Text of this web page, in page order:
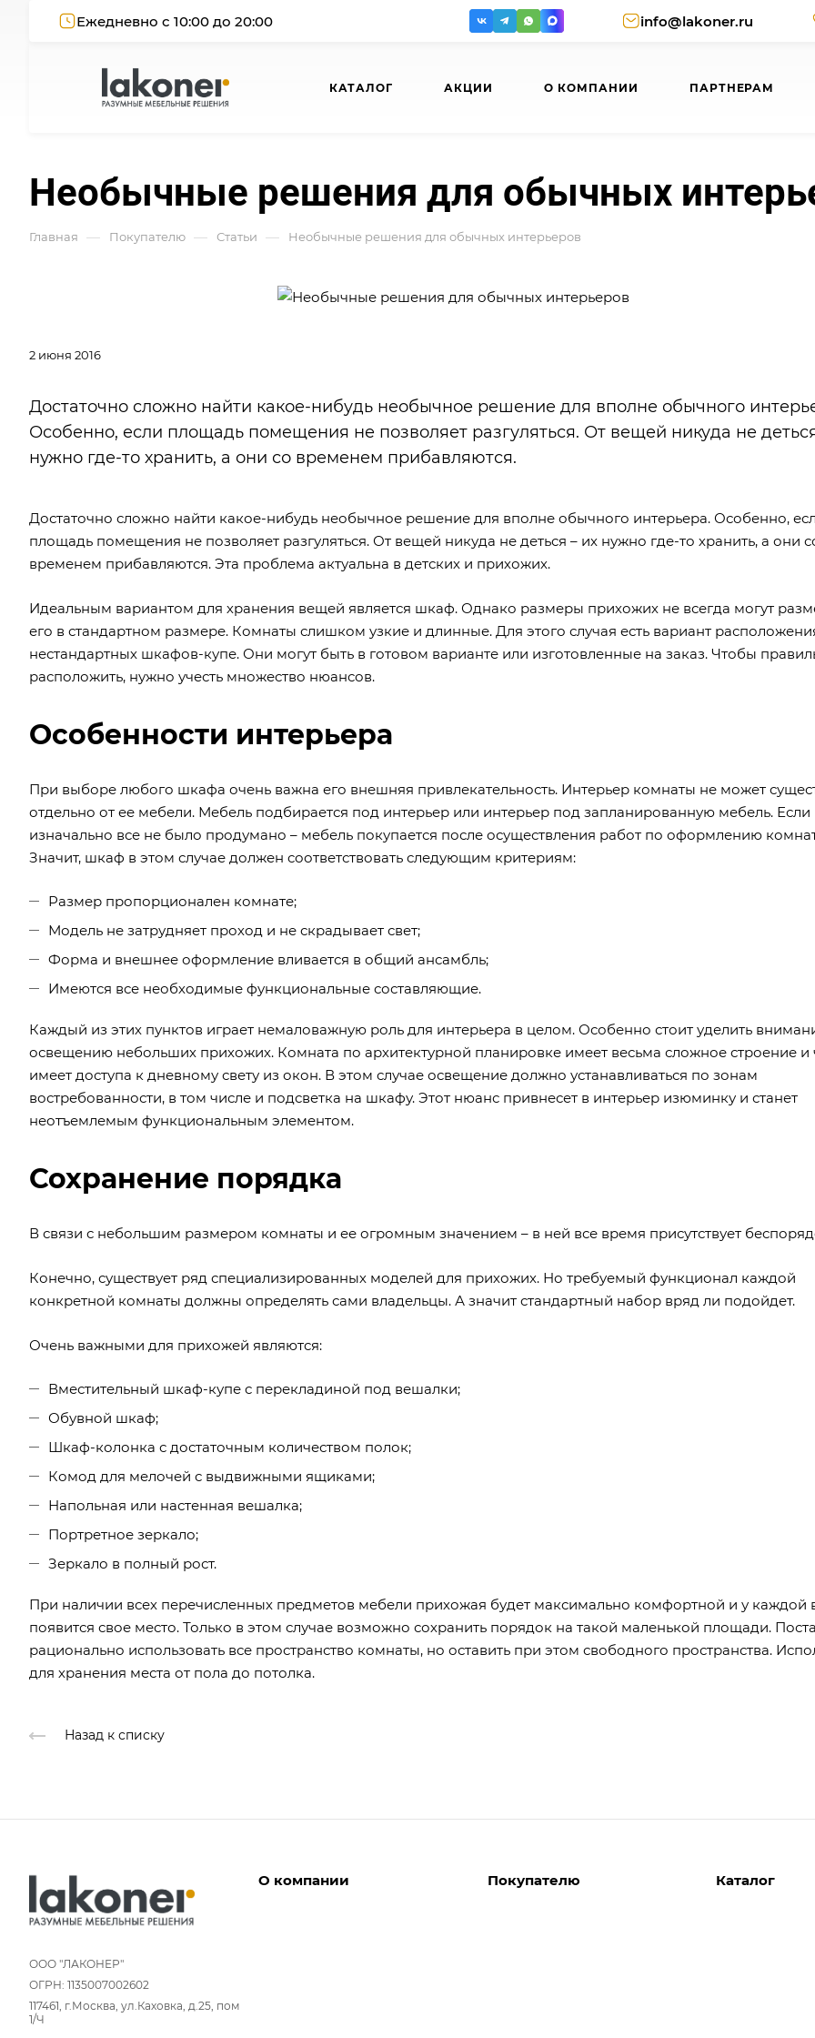
Ежедневно с 10:00 до 20:00 info@lakoner.ru
КАТАЛОГ АКЦИИ О КОМПАНИИ ПАРТНЕРАМ
Необычные решения для обычных
Главная — Покупателю — Статьи — Необычные решения для обычных интерьеров
2 июня 2016
Достаточно сложно найти какое-нибудь необычное решение для вполне обычного
Особенно, если площадь помещения не позволяет разгуляться. От вещей никуда не
нужно где-то хранить, а они со временем прибавляются.
Достаточно сложно найти какое-нибудь необычное решение для вполне обычного интерьера. Особенно,
площадь помещения не позволяет разгуляться. От вещей никуда не деться – их нужно где-то хранить, а они
временем прибавляются. Эта проблема актуальна в детских и прихожих.
Идеальным вариантом для хранения вещей является шкаф. Однако размеры прихожих не всегда могут
его в стандартном размере. Комнаты слишком узкие и длинные. Для этого случая есть вариант
нестандартных шкафов-купе. Они могут быть в готовом варианте или изготовленные на заказ. Чтобы
расположить, нужно учесть множество нюансов.
Особенности интерьера
При выборе любого шкафа очень важна его внешняя привлекательность. Интерьер комнаты не может
отдельно от ее мебели. Мебель подбирается под интерьер или интерьер под запланированную мебель. Если
изначально все не было продумано – мебель покупается после осуществления работ по оформлению
Значит, шкаф в этом случае должен соответствовать следующим критериям:
Размер пропорционален комнате;
Модель не затрудняет проход и не скрадывает свет;
Форма и внешнее оформление вливается в общий ансамбль;
Имеются все необходимые функциональные составляющие.
Каждый из этих пунктов играет немаловажную роль для интерьера в целом. Особенно стоит уделить
освещению небольших прихожих. Комната по архитектурной планировке имеет весьма сложное строение и
имеет доступа к дневному свету из окон. В этом случае освещение должно устанавливаться по зонам
востребованности, в том числе и подсветка на шкафу. Этот нюанс привнесет в интерьер изюминку и станет
неотъемлемым функциональным элементом.
Сохранение порядка
В связи с небольшим размером комнаты и ее огромным значением – в ней все время присутствует
Конечно, существует ряд специализированных моделей для прихожих. Но требуемый функционал каждой
конкретной комнаты должны определять сами владельцы. А значит стандартный набор вряд ли подойдет.
Очень важными для прихожей являются:
Вместительный шкаф-купе с перекладиной под вешалки;
Обувной шкаф;
Шкаф-колонка с достаточным количеством полок;
Комод для мелочей с выдвижными ящиками;
Напольная или настенная вешалка;
Портретное зеркало;
Зеркало в полный рост.
При наличии всех перечисленных предметов мебели прихожая будет максимально комфортной и у каждой
появится свое место. Только в этом случае возможно сохранить порядок на такой маленькой площади.
рационально использовать все пространство комнаты, но оставить при этом свободного пространства.
для хранения места от пола до потолка.
Назад к списку
ООО "ЛАКОНЕР"
ОГРН: 1135007002602
117461, г.Москва, ул.Каховка, д.25, пом
1/Ч
О компании Покупателю Каталог